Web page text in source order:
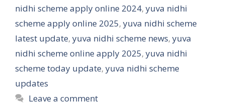
nidhi scheme apply online 2024, yuva nidhi
scheme apply online 2025, yuva nidhi scheme
latest update, yuva nidhi scheme news, yuva
nidhi scheme online apply 2025, yuva nidhi
scheme today update, yuva nidhi scheme
updates
Leave a comment